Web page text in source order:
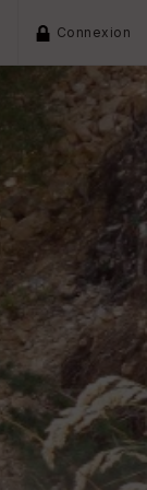
Connexion